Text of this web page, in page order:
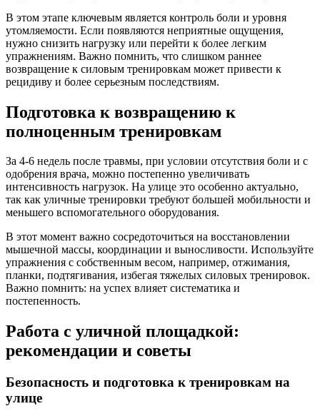
В этом этапе ключевым является контроль боли и уровня
утомляемости. Если появляются неприятные ощущения,
нужно снизить нагрузку или перейти к более легким
упражнениям. Важно помнить, что слишком раннее
возвращение к силовым тренировкам может привести к
рецидиву и более серьезным последствиям.
Подготовка к возвращению к
полноценным тренировкам
За 4-6 недель после травмы, при условии отсутствия боли и с
одобрения врача, можно постепенно увеличивать
интенсивность нагрузок. На улице это особенно актуально,
так как уличные тренировки требуют большей мобильности и
меньшего вспомогательного оборудования.
В этот момент важно сосредоточиться на восстановлении
мышечной массы, координации и выносливости. Используйте
упражнения с собственным весом, например, отжимания,
планки, подтягивания, избегая тяжелых силовых тренировок.
Важно помнить: на успех влияет систематика и
постепенность.
Работа с уличной площадкой:
рекомендации и советы
Безопасность и подготовка к тренировкам на
улице